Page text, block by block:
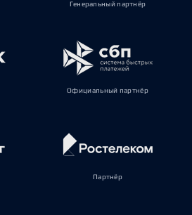
Генеральный партнёр
Официальный партнёр
Партнёр